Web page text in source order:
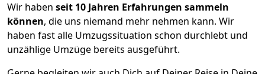
Wir haben seit 10 Jahren Erfahrungen sammeln
können, die uns niemand mehr nehmen kann. Wir
haben fast alle Umzugssituation schon durchlebt und
unzählige Umzüge bereits ausgeführt.